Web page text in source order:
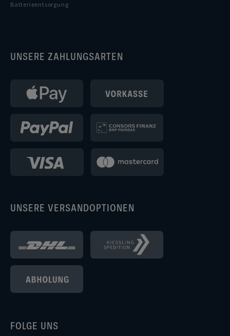
Batterieentsorgung
UNSERE ZAHLUNGSARTEN
UNSERE VERSANDOPTIONEN
FOLGE UNS